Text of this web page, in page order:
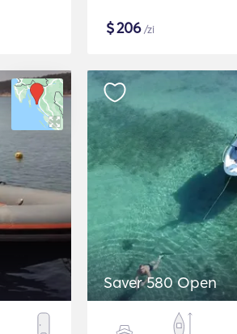
$206/zi
Saver 580 Open